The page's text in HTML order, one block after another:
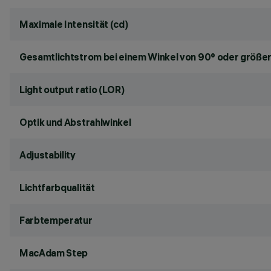
Maximale Intensität (cd)
Gesamtlichtstrom bei einem Winkel von 90° oder
Light output ratio (LOR)
Optik und Abstrahlwinkel
Adjustability
Lichtfarbqualität
Farbtemperatur
MacAdam Step